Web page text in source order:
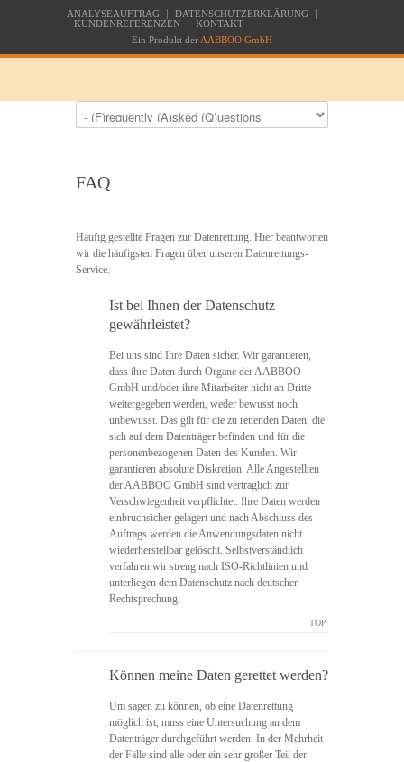
ANALYSEAUFTRAG
DATENSCHUTZERKLÄRUNG
KUNDENREFERENZEN
KONTAKT
Ein Produkt der AABBOO GmbH
FAQ
Häufig gestellte Fragen zur Datenrettung. Hier beantworten
wir die häufigsten Fragen über unseren Datenrettungs-
Service.
Ist bei Ihnen der Datenschutz
gewährleistet?
Bei uns sind Ihre Daten sicher. Wir garantieren,
dass ihre Daten durch Organe der AABBOO
GmbH und/oder ihre Mitarbeiter nicht an Dritte
weitergegeben werden, weder bewusst noch
unbewusst. Das gilt für die zu rettenden Daten, die
sich auf dem Datenträger befinden und für die
personenbezogenen Daten des Kunden. Wir
garantieren absolute Diskretion. Alle Angestellten
der AABBOO GmbH sind vertraglich zur
Verschwiegenheit verpflichtet. Ihre Daten werden
einbruchsicher gelagert und nach Abschluss des
Auftrags werden die Anwendungsdaten nicht
wiederherstellbar gelöscht. Selbstverständlich
verfahren wir streng nach ISO-Richtlinien und
unterliegen dem Datenschutz nach deutscher
Rechtsprechung.
TOP
Können meine Daten gerettet werden?
Um sagen zu können, ob eine Datenrettung
möglich ist, muss eine Untersuchung an dem
Datenträger durchgeführt werden. In der Mehrheit
der Fälle sind alle oder ein sehr großer Teil der